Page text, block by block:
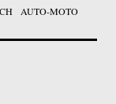
AUTO-MOTO